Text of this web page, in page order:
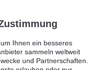
Ihnen ein besseres
sammeln weltweit
und Partnerschaften.